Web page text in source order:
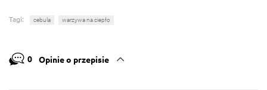
Tagi: cebula warzywa na ciepło
0 Opinie o przepisie